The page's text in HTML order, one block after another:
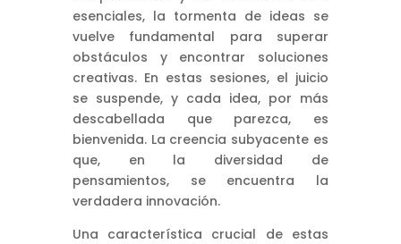
esenciales, la tormenta de ideas se
vuelve fundamental para superar
obstáculos y encontrar soluciones
creativas. En estas sesiones, el juicio
se suspende, y cada idea, por más
descabellada que parezca, es
bienvenida. La creencia subyacente es
que, en la diversidad de
pensamientos, se encuentra la
verdadera innovación.
Una característica crucial de estas